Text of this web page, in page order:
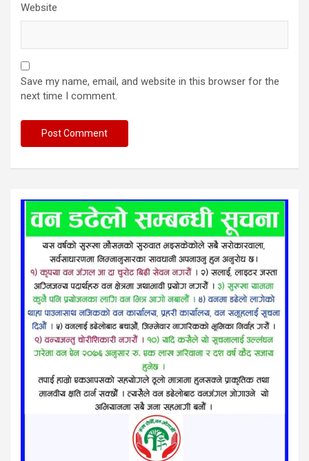
Website
Save my name, email, and website in this browser for the
next time I comment.